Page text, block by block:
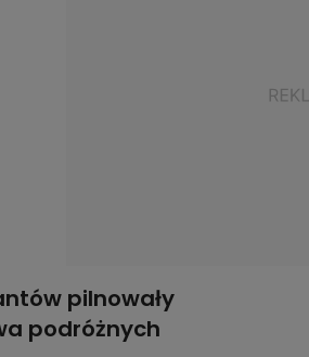
pilnowały
podróżnych